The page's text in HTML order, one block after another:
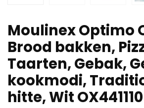
Moulinex Optimo
Brood bakken,
Taarten, Gebak,
kookmodi,
hitte, Wit OX441110